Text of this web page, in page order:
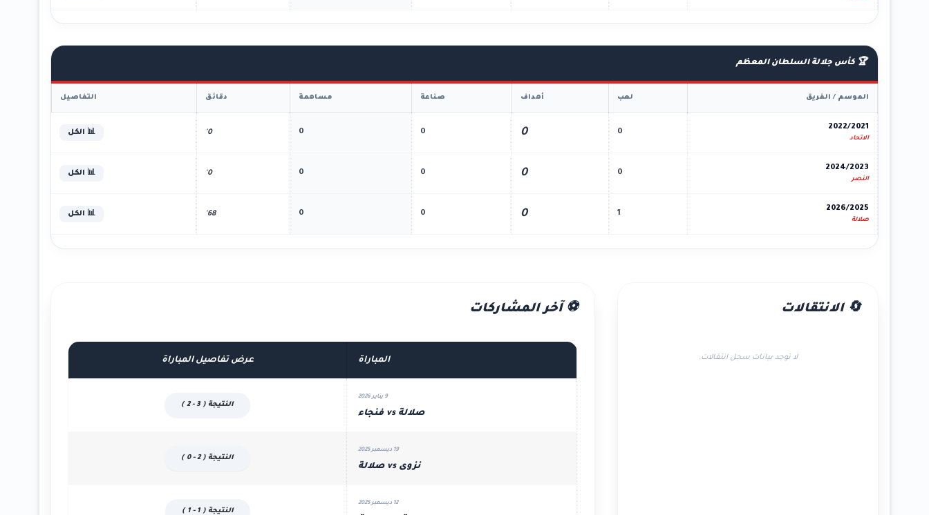
🏆 كأس جلالة السلطان المعظم
الموسم / الفريق لعب أهداف صناعة مساهمة دقائق التفاصيل
2022/2021
الاتحاد
0
0
0
0
0' 📊 الكل
2024/2023
النصر
0
0
0
0
0' 📊 الكل
2026/2025
صلالة
1
0
0
0
68' 📊 الكل
🔄 الانتقالات
لا توجد بيانات سجل انتقالات.
⚽ آخر المشاركات
المباراة عرض تفاصيل المباراة
9 يناير 2026
صلالة vs فنجاء
النتيجة ( 3 - 2 )
19 ديسمبر 2025
نزوى vs صلالة
النتيجة ( 2 - 0 )
12 ديسمبر 2025
النتيجة ( 1 - 1 )